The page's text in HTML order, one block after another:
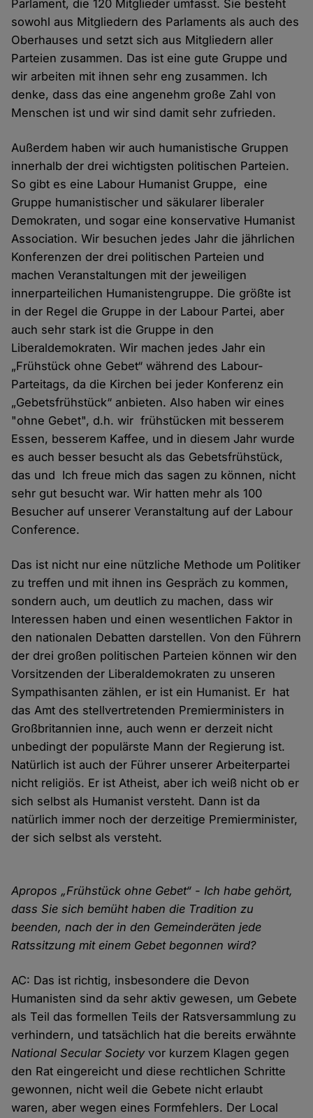
Parlament, die 120 Mitglieder umfasst. Sie besteht
sowohl aus Mitgliedern des Parlaments als auch des
Oberhauses und setzt sich aus Mitgliedern aller
Parteien zusammen. Das ist eine gute Gruppe und
wir arbeiten mit ihnen sehr eng zusammen. Ich
denke, dass das eine angenehm große Zahl von
Menschen ist und wir sind damit sehr zufrieden.
Außerdem haben wir auch humanistische Gruppen
innerhalb der drei wichtigsten politischen Parteien.
So gibt es eine Labour Humanist Gruppe, eine
Gruppe humanistischer und säkularer liberaler
Demokraten, und sogar eine konservative Humanist
Association. Wir besuchen jedes Jahr die jährlichen
Konferenzen der drei politischen Parteien und
machen Veranstaltungen mit der jeweiligen
innerparteilichen Humanistengruppe. Die größte ist
in der Regel die Gruppe in der Labour Partei, aber
auch sehr stark ist die Gruppe in den
Liberaldemokraten. Wir machen jedes Jahr ein
„Frühstück ohne Gebet“ während des Labour-
Parteitags, da die Kirchen bei jeder Konferenz ein
„Gebetsfrühstück“ anbieten. Also haben wir eines
"ohne Gebet", d.h. wir frühstücken mit besserem
Essen, besserem Kaffee, und in diesem Jahr wurde
es auch besser besucht als das Gebetsfrühstück,
das und Ich freue mich das sagen zu können, nicht
sehr gut besucht war. Wir hatten mehr als 100
Besucher auf unserer Veranstaltung auf der Labour
Conference.
Das ist nicht nur eine nützliche Methode um Politiker
zu treffen und mit ihnen ins Gespräch zu kommen,
sondern auch, um deutlich zu machen, dass wir
Interessen haben und einen wesentlichen Faktor in
den nationalen Debatten darstellen. Von den Führern
der drei großen politischen Parteien können wir den
Vorsitzenden der Liberaldemokraten zu unseren
Sympathisanten zählen, er ist ein Humanist. Er hat
das Amt des stellvertretenden Premierministers in
Großbritannien inne, auch wenn er derzeit nicht
unbedingt der populärste Mann der Regierung ist.
Natürlich ist auch der Führer unserer Arbeiterpartei
nicht religiös. Er ist Atheist, aber ich weiß nicht ob er
sich selbst als Humanist versteht. Dann ist da
natürlich immer noch der derzeitige Premierminister,
der sich selbst als versteht.
Apropos „Frühstück ohne Gebet“ - Ich habe gehört,
dass Sie sich bemüht haben die Tradition zu
beenden, nach der in den Gemeinderäten jede
Ratssitzung mit einem Gebet begonnen wird?
AC: Das ist richtig, insbesondere die Devon
Humanisten sind da sehr aktiv gewesen, um Gebete
als Teil das formellen Teils der Ratsversammlung zu
verhindern, und tatsächlich hat die bereits erwähnte
National Secular Societyvor kurzem Klagen gegen
den Rat eingereicht und diese rechtlichen Schritte
gewonnen, nicht weil die Gebete nicht erlaubt
waren, aber wegen eines Formfehlers. Der Local